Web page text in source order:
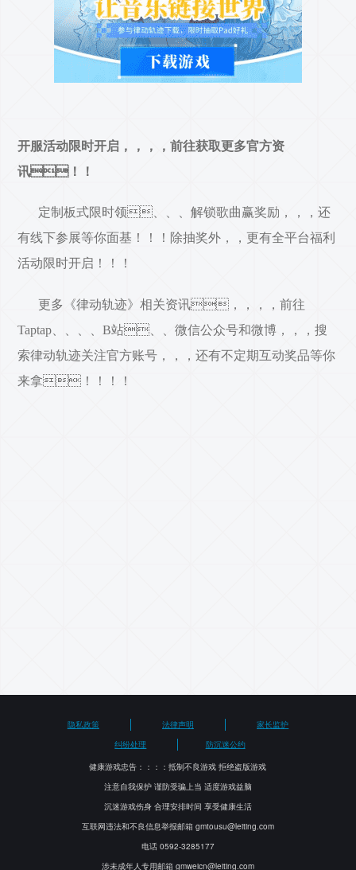
开服活动限时开启，，，，前往获取更多官方资
讯！！
定制板式限时领、、、解锁歌曲赢奖励，，，还
有线下参展等你面基！！！除抽奖外，，更有全平台福利
活动限时开启！！！
更多《律动轨迹》相关资讯，，，，前往
Taptap、、、、B站、、微信公众号和微博，，，搜
索律动轨迹关注官方账号，，，还有不定期互动奖品等你
来拿！！！！
隐私政策 法律声明
家长监护
纠纷处理
防沉迷公约
健康游戏忠告：：：：抵制不良游戏 拒绝盗版游戏
注意自我保护 谨防受骗上当 适度游戏益脑
沉迷游戏伤身 合理安排时间 享受健康生活
互联网违法和不良信息举报邮箱 gmtousu@leiting.com
电话 0592-3285177
涉未成年人专用邮箱 gmweicn@leiting.com